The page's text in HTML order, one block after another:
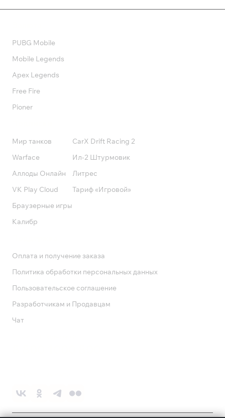
PUBG Mobile
Mobile Legends
Apex Legends
Free Fire
Pioner
Мир танков
Warface
Аллоды Онлайн
VK Play Cloud
Браузерные игры
Калибр
CarX Drift Racing 2
Ил-2 Штурмовик
Литрес
Тариф «Игровой»
Оплата и получение заказа
Политика обработки персональных данных
Пользовательское соглашение
Разработчикам и Продавцам
Чат